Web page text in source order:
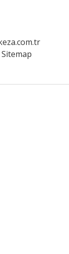
Sitemap